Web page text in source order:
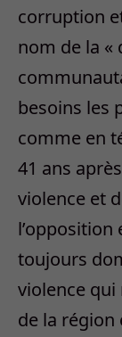
corruption
nom de la «
besoins les
comme en
41 ans
violence et
l’opposition
toujours
violence qui
de la région